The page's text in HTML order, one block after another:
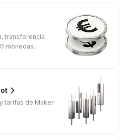
transferencia
monedas.
tarifas de Maker